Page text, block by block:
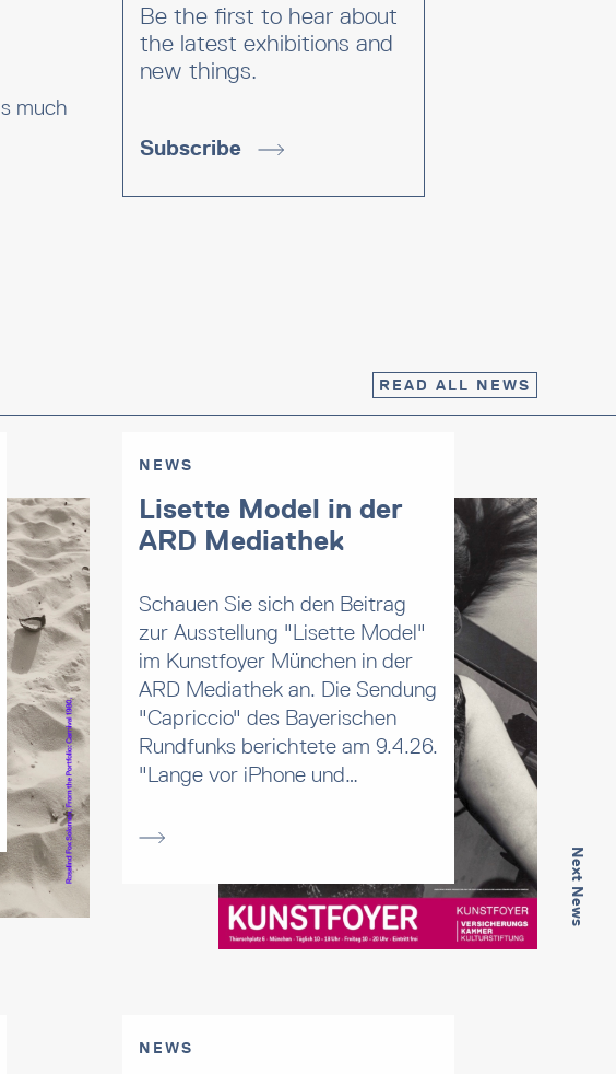
Next News
much
Be the first to hear about
the latest exhibitions and
new things.
Subscribe
READ ALL NEWS
NEWS
Lisette Model in der
ARD Mediathek
Schauen Sie sich den Beitrag
zur Ausstellung "Lisette Model"
im Kunstfoyer München in der
ARD Mediathek an. Die Sendung
"Capriccio" des Bayerischen
Rundfunks berichtete am 9.4.26.
"Lange vor iPhone und…
NEWS